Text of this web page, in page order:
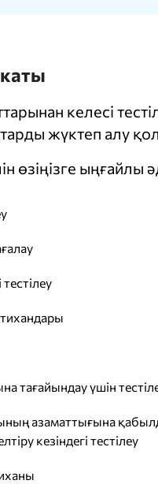
келесі
жүктеп алу
өзіңізге ыңғайлы
тағайындау үшін
азаматтығына
кезіндегі тестілеу